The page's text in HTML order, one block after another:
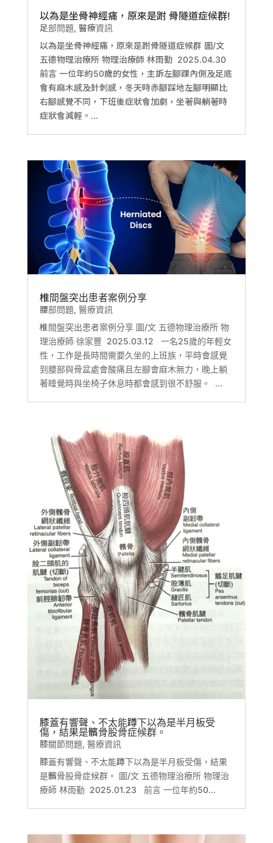
以為是坐骨神經痛，原來是跗 骨隧道症候群!
足部問題, 醫療資訊
以為是坐骨神經痛，原來是跗骨隧道症候群 圖/文
五德物理治療所 物理治療師 林雨勤 2025.04.30
前言 一位年約50歲的女性，主訴左腳踝內側及足底
會有麻木感及針刺感，冬天時赤腳踩地左腳明顯比
右腳感覺不同，下班後症狀會加劇，坐著與躺著時
症狀會減輕。...
椎間盤突出患者案例分享
腰部問題, 醫療資訊
椎間盤突出患者案例分享 圖/文 五德物理治療所 物
理治療師 徐家豐 2025.03.12 一名25歲的年輕女
性，工作是長時間需要久坐的上班族，平時會感覺
到腰部與骨盆處會酸痛且左腳會麻木無力，晚上躺
著睡覺時與坐椅子休息時都會感到很不舒服。 ...
膝蓋有響聲、不太能蹲下以為是半月板受
傷，結果是髕骨股骨症候群。
膝關節問題, 醫療資訊
膝蓋有響聲、不太能蹲下以為是半月板受傷，結果
是髕骨股骨症候群。 圖/文 五德物理治療所 物理治
療師 林雨勤 2025.01.23 前言 一位年約50...